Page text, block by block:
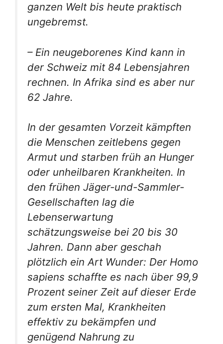
ganzen Welt bis heute praktisch
ungebremst.
– Ein neugeborenes Kind kann in
der Schweiz mit 84 Lebensjahren
rechnen. In Afrika sind es aber nur
62 Jahre.
In der gesamten Vorzeit kämpften
die Menschen zeitlebens gegen
Armut und starben früh an Hunger
oder unheilbaren Krankheiten. In
den frühen Jäger-und-Sammler-
Gesellschaften lag die
Lebenserwartung
schätzungsweise bei 20 bis 30
Jahren. Dann aber geschah
plötzlich ein Art Wunder: Der Homo
sapiens schaffte es nach über 99,9
Prozent seiner Zeit auf dieser Erde
zum ersten Mal, Krankheiten
effektiv zu bekämpfen und
genügend Nahrung zu